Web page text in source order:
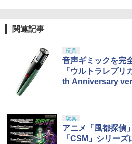
アマスター 1/
ラモデル
￥3,600
5
￥184
関連記事
玩具
音声ギミックを完
「ウルトラレプリ
th Anniversary
玩具
アニメ「風都探偵
「CSM」シリー